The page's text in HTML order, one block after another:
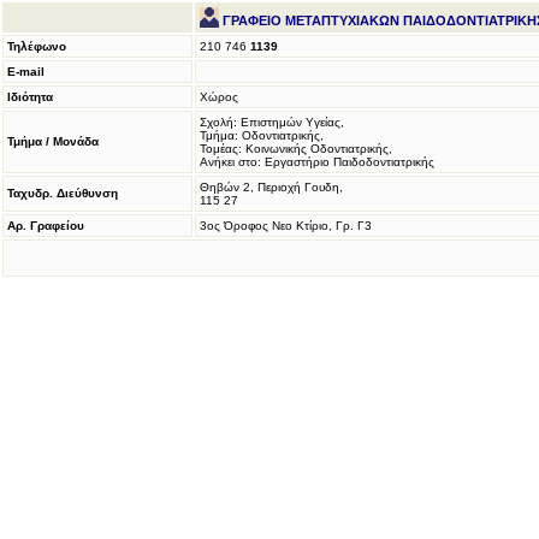
ΓΡΑΦΕΙΟ ΜΕΤΑΠΤΥΧΙΑΚΩΝ
Τηλέφωνο 210 746 1139
E-mail
Ιδιότητα
Χώρος
Τμήμα / Μονάδα
Σχολή: Επιστημών Υγείας,
Τμήμα: Οδοντιατρικής,
Τομέας: Κοινωνικής Οδοντιατρικής,
Ανήκει στο: Εργαστήριο Παιδοδοντιατρικής
Ταχυδρ. Διεύθυνση
Θηβών 2, Περιοχή Γουδη,
115 27
Αρ. Γραφείου
3ος Όροφος Νεο Κτίριο, Γρ. Γ3